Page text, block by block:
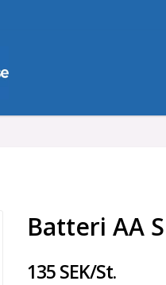
Batteri AA
135 SEK/St.